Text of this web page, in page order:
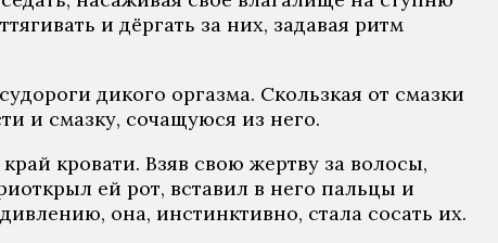
и дёргать за них, задавая ритм
дикого оргазма. Скользкая от смазки
и смазку, сочащуюся из него.
кровати. Взяв свою жертву за волосы,
ей рот, вставил в него пальцы и
она, инстинктивно, стала сосать их.